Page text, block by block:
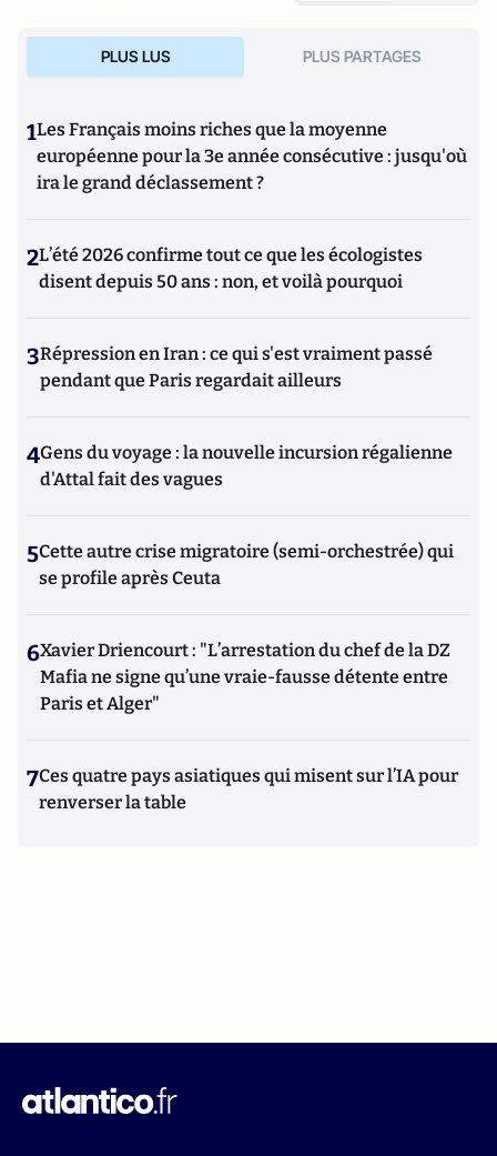
PLUS LUS PLUS PARTAGES
1Les Français moins riches que la moyenne
européenne pour la 3e année consécutive : jusqu'où
ira le grand déclassement ?
2L’été 2026 confirme tout ce que les écologistes
disent depuis 50 ans : non, et voilà pourquoi
3Répression en Iran : ce qui s'est vraiment passé
pendant que Paris regardait ailleurs
4Gens du voyage : la nouvelle incursion régalienne
d'Attal fait des vagues
5Cette autre crise migratoire (semi-orchestrée) qui
se profile après Ceuta
6Xavier Driencourt : "L’arrestation du chef de la DZ
Mafia ne signe qu’une vraie-fausse détente entre
Paris et Alger"
7Ces quatre pays asiatiques qui misent sur l’IA pour
renverser la table